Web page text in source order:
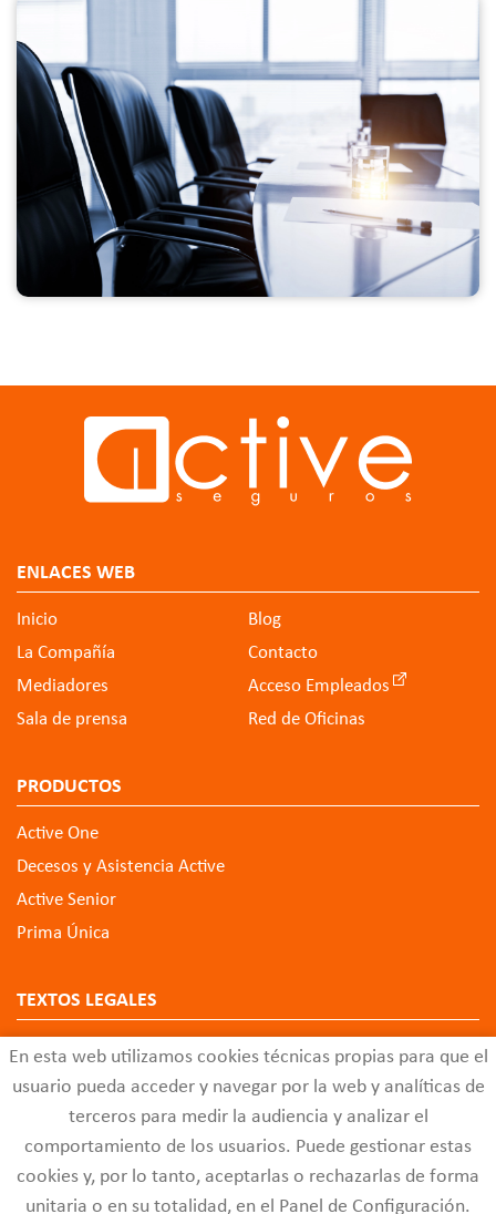
En esta web utilizamos cookies técnicas propias para que el
usuario pueda acceder y navegar por la web y analíticas de
terceros para medir la audiencia y analizar el
comportamiento de los usuarios. Puede gestionar estas
cookies y, por lo tanto, aceptarlas o rechazarlas de forma
unitaria o en su totalidad, en el Panel de Configuración.
ENLACES WEB
Inicio
La Compañía
Mediadores
Sala de prensa
Blog
Contacto
Acceso Empleados
Red de Oficinas
PRODUCTOS
Active One
Decesos y Asistencia Active
Active Senior
Prima Única
TEXTOS LEGALES
Aviso Legal
Política de Privacidad de Datos
Política de Cookies
Configuración de Cookies
Código Ético